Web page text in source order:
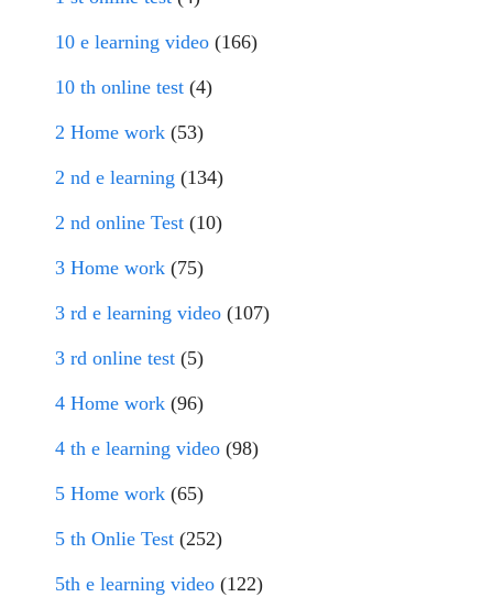
10 e learning video (166)
10 th online test (4)
2 Home work (53)
2 nd e learning (134)
2 nd online Test (10)
3 Home work (75)
3 rd e learning video (107)
3 rd online test (5)
4 Home work (96)
4 th e learning video (98)
5 Home work (65)
5 th Onlie Test (252)
5th e learning video (122)